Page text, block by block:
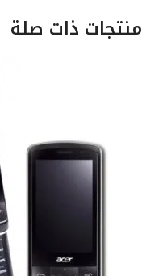
منتجات ذات صلة